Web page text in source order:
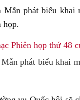
phát biểu
họp.
phát biểu khai